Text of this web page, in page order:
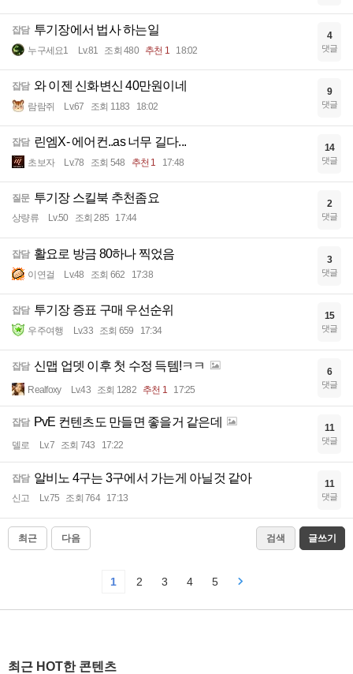
잡담 투기장에서 법사 하는일
누구세요1 Lv.81 조회 480 추천 1 18:02
4
댓글
잡담 와 이젠 신화변신 40만원이네
람람쥐 Lv.67 조회 1183 18:02
9
댓글
잡담 린엠X- 에어컨..as 너무 길다...
초보자 Lv.78 조회 548 추천 1 17:48
14
댓글
질문 투기장 스킬북 추천좀요
상량류 Lv.50 조회 285 17:44
2
댓글
잡담 활요로 방금 80하나 찍었음
이연걸 Lv.48 조회 662 17:38
3
댓글
잡담 투기장 증표 구매 우선순위
우주여행 Lv.33 조회 659 17:34
15
댓글
잡담 신맵 업뎃 이후 첫 수정 득템!ㅋㅋ
Realfoxy Lv.43 조회 1282 추천 1 17:25
6
댓글
잡담 PvE 컨텐츠도 만들면 좋을거 같은데
델로 Lv.7 조회 743 17:22
11
댓글
잡담 알비노 4구는 3구에서 가는게 아닐것 같아
신고 Lv.75 조회 764 17:13
11
댓글
최근 다음 검색 글쓰기
1 2 3 4 5
최근 HOT한 콘텐츠